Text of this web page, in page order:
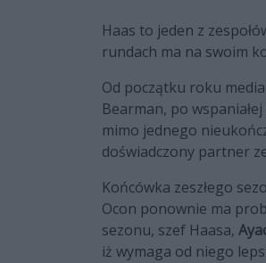
Haas to jeden z
rundach ma na swoim
Od początku roku
Bearman, po
mimo jednego
doświadczony partner
Końcówka zeszłego
Ocon ponownie ma
sezonu, szef Haasa,
iż wymaga od niego